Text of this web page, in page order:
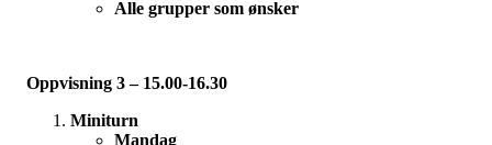
Alle grupper som ønsker
Oppvisning 3 – 15.00-16.30
Miniturn
Mandag